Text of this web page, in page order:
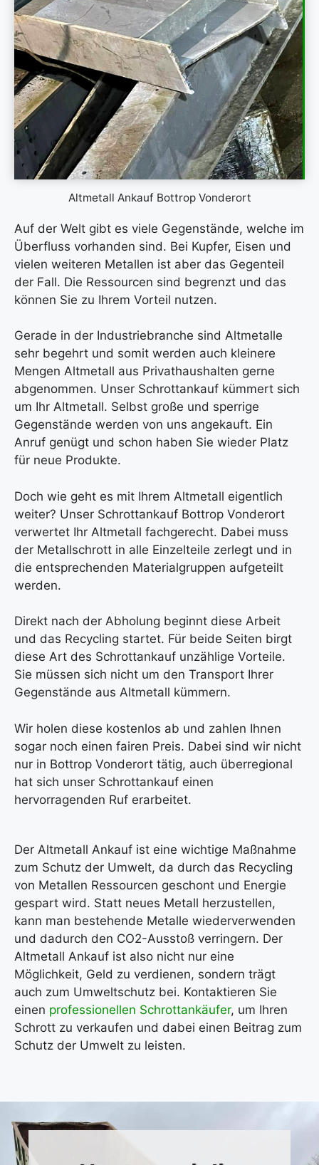
Altmetall Ankauf Bottrop Vonderort
Auf der Welt gibt es viele Gegenstände, welche im
Überfluss vorhanden sind. Bei Kupfer, Eisen und
vielen weiteren Metallen ist aber das Gegenteil
der Fall. Die Ressourcen sind begrenzt und das
können Sie zu Ihrem Vorteil nutzen.
Gerade in der Industriebranche sind Altmetalle
sehr begehrt und somit werden auch kleinere
Mengen Altmetall aus Privathaushalten gerne
abgenommen. Unser Schrottankauf kümmert sich
um Ihr Altmetall. Selbst große und sperrige
Gegenstände werden von uns angekauft. Ein
Anruf genügt und schon haben Sie wieder Platz
für neue Produkte.
Doch wie geht es mit Ihrem Altmetall eigentlich
weiter? Unser Schrottankauf Bottrop Vonderort
verwertet Ihr Altmetall fachgerecht. Dabei muss
der Metallschrott in alle Einzelteile zerlegt und in
die entsprechenden Materialgruppen aufgeteilt
werden.
Direkt nach der Abholung beginnt diese Arbeit
und das Recycling startet. Für beide Seiten birgt
diese Art des Schrottankauf unzählige Vorteile.
Sie müssen sich nicht um den Transport Ihrer
Gegenstände aus Altmetall kümmern.
Wir holen diese kostenlos ab und zahlen Ihnen
sogar noch einen fairen Preis. Dabei sind wir nicht
nur in Bottrop Vonderort tätig, auch überregional
hat sich unser Schrottankauf einen
hervorragenden Ruf erarbeitet.
Der Altmetall Ankauf ist eine wichtige Maßnahme
zum Schutz der Umwelt, da durch das Recycling
von Metallen Ressourcen geschont und Energie
gespart wird. Statt neues Metall herzustellen,
kann man bestehende Metalle wiederverwenden
und dadurch den CO2-Ausstoß verringern. Der
Altmetall Ankauf ist also nicht nur eine
Möglichkeit, Geld zu verdienen, sondern trägt
auch zum Umweltschutz bei. Kontaktieren Sie
einen professionellen Schrottankäufer, um Ihren
Schrott zu verkaufen und dabei einen Beitrag zum
Schutz der Umwelt zu leisten.